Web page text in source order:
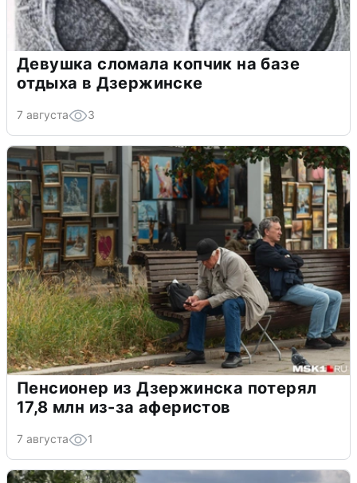
Девушка сломала копчик на базе
отдыха в Дзержинске
7 августа 3
Пенсионер из Дзержинска потерял
17,8 млн из-за аферистов
7 августа 1